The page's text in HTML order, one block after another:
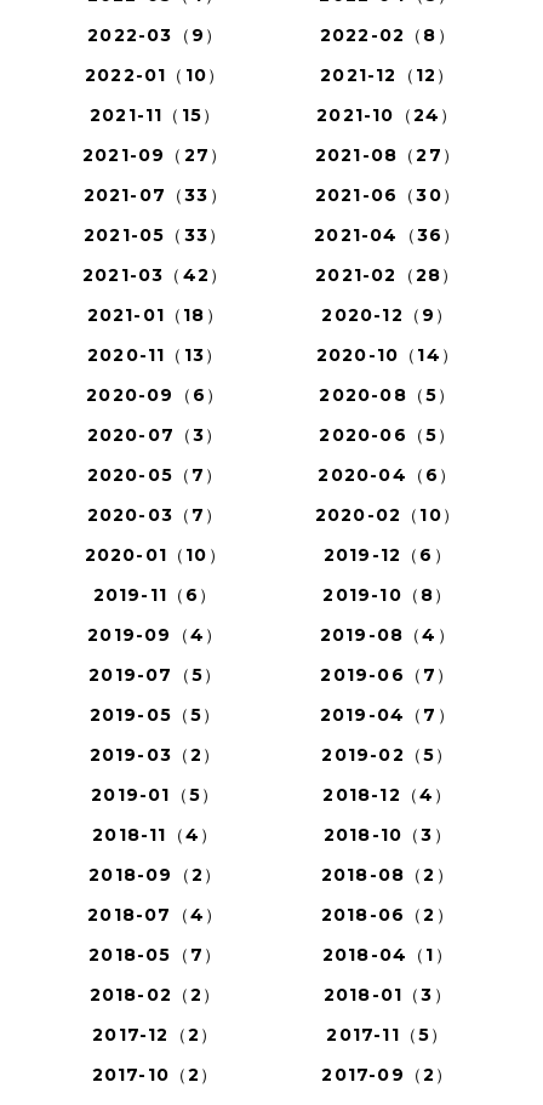
2022-03（9）
2022-02（8）
2022-01（10）
2021-12（12）
2021-11（15）
2021-10（24）
2021-09（27）
2021-08（27）
2021-07（33）
2021-06（30）
2021-05（33）
2021-04（36）
2021-03（42）
2021-02（28）
2021-01（18）
2020-12（9）
2020-11（13）
2020-10（14）
2020-09（6）
2020-08（5）
2020-07（3）
2020-06（5）
2020-05（7）
2020-04（6）
2020-03（7）
2020-02（10）
2020-01（10）
2019-12（6）
2019-11（6）
2019-10（8）
2019-09（4）
2019-08（4）
2019-07（5）
2019-06（7）
2019-05（5）
2019-04（7）
2019-03（2）
2019-02（5）
2019-01（5）
2018-12（4）
2018-11（4）
2018-10（3）
2018-09（2）
2018-08（2）
2018-07（4）
2018-06（2）
2018-05（7）
2018-04（1）
2018-02（2）
2018-01（3）
2017-12（2）
2017-11（5）
2017-10（2）
2017-09（2）